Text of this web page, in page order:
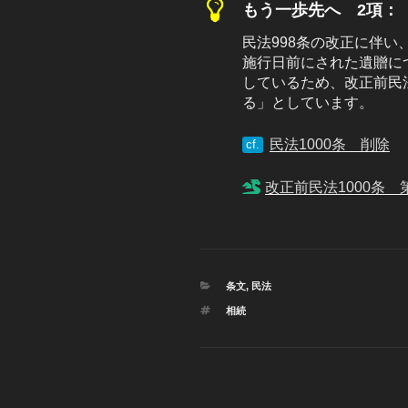
もう一歩先へ 2項：
民法998条の改正に伴い
施行日前にされた遺贈
しているため、改正前
る」としています。
cf. 民法1000条 削除
改正前民法1000条
カ
ゴ
条文, 民法
タ
相続